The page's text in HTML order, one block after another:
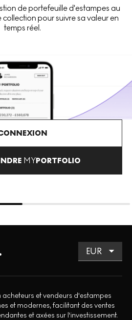
de portefeuille d'estampes au
pour suivre sa valeur en
temps réel.
MYPORTFOLIO
acheteurs et vendeurs d'estampes
et modernes, facilitant des ventes
et axées sur l'investissement.